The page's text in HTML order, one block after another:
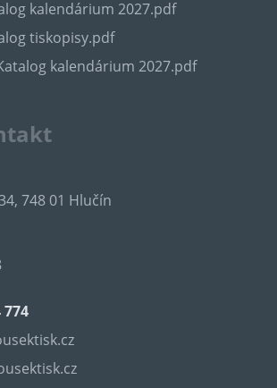
kalendárium 2027.pdf
tiskopisy.pdf
kalendárium 2027.pdf
748 01 Hlučín
774